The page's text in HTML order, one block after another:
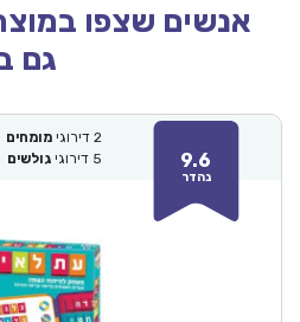
אנשים שצפו
גם
9.6
נהדר
2 דירוגי מומחים
5 דירוגי גולשים